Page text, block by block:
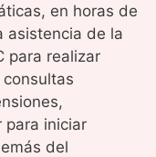
en horas de
asistencia de la
para realizar
para iniciar
del